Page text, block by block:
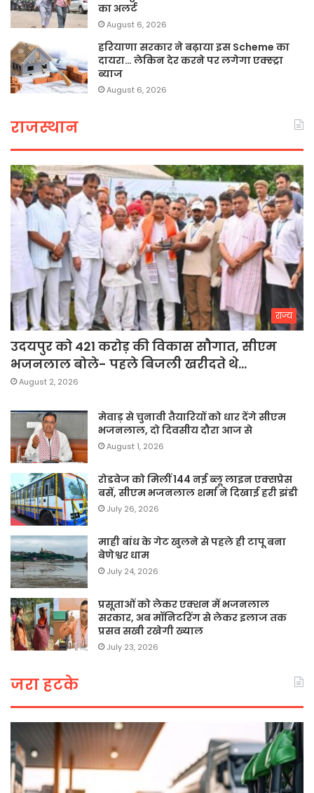
का अलर्ट
August 6, 2026
हरियाणा सरकार ने बढ़ाया इस Scheme का
दायरा… लेकिन देर करने पर लगेगा एक्स्ट्रा
ब्याज
August 6, 2026
राजस्थान
राज्य
उदयपुर को 421 करोड़ की विकास सौगात, सीएम
भजनलाल बोले- पहले बिजली खरीदते थे…
August 2, 2026
मेवाड़ से चुनावी तैयारियों को धार देंगे सीएम
भजनलाल, दो दिवसीय दौरा आज से
August 1, 2026
रोडवेज को मिलीं 144 नई ब्लू लाइन एक्सप्रेस
बसें, सीएम भजनलाल शर्मा ने दिखाई हरी झंडी
July 26, 2026
माही बांध के गेट खुलने से पहले ही टापू बना
बेणेश्वर धाम
July 24, 2026
प्रसूताओं को लेकर एक्शन में भजनलाल
सरकार, अब मॉनिटरिंग से लेकर इलाज तक
प्रसव सखी रखेगी ख्याल
July 23, 2026
जरा हटके